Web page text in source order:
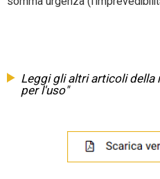
Leggi gli altri articoli
per l'uso"